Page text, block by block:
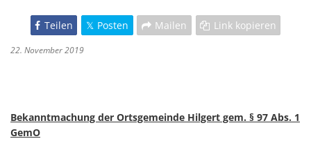
Teilen Posten Mailen Link kopieren
22. November 2019
Bekanntmachung der Ortsgemeinde Hilgert gem. § 97 Abs. 1
GemO